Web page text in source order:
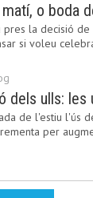
o boda
pres la decisió de
si voleu
de l'estiu l'ús
per